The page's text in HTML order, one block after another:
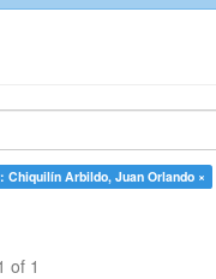
Chiquilín Arbildo, Juan Orlando ×
of 1